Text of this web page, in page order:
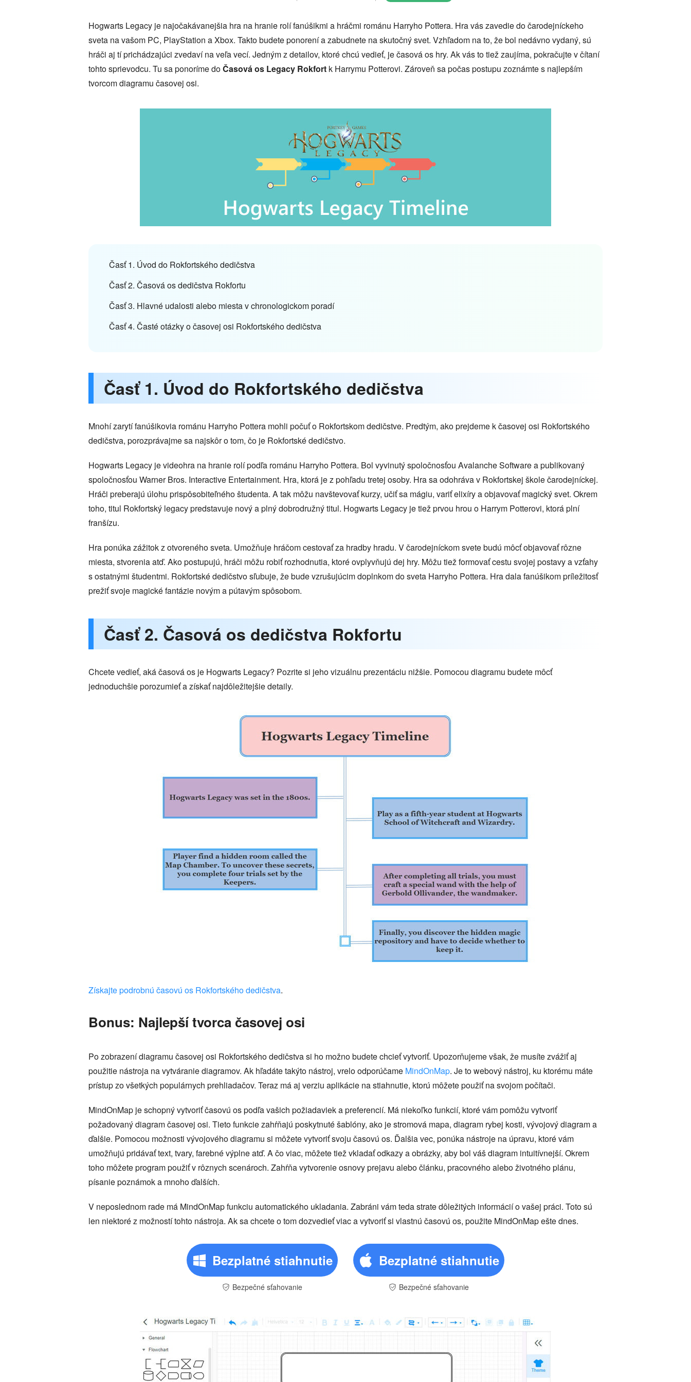
Hogwarts Legacy je najočakávanejšia hra na hranie rolí fanúšikmi a hráčmi románu Harryho Pottera. Hra vás zavedie do čarodejníckeho
sveta na vašom PC, PlayStation a Xbox. Takto budete ponorení a zabudnete na skutočný svet. Vzhľadom na to, že bol nedávno vydaný, sú
hráči aj tí prichádzajúci zvedaví na veľa vecí. Jedným z detailov, ktoré chcú vedieť, je časová os hry. Ak vás to tiež zaujíma, pokračujte v čítaní
tohto sprievodcu. Tu sa ponoríme doČasová os Legacy Rokfort k Harrymu Potterovi. Zároveň sa počas postupu zoznámte s najlepším
tvorcom diagramu časovej osi.
Časť 1. Úvod do Rokfortského dedičstva
Časť 2. Časová os dedičstva Rokfortu
Časť 3. Hlavné udalosti alebo miesta v chronologickom poradí
Časť 4. Časté otázky o časovej osi Rokfortského dedičstva
Časť 1. Úvod do Rokfortského dedičstva
Mnohí zarytí fanúšikovia románu Harryho Pottera mohli počuť o Rokfortskom dedičstve. Predtým, ako prejdeme k časovej osi Rokfortského
dedičstva, porozprávajme sa najskôr o tom, čo je Rokfortské dedičstvo.
Hogwarts Legacy je videohra na hranie rolí podľa románu Harryho Pottera. Bol vyvinutý spoločnosťou Avalanche Software a publikovaný
spoločnosťou Warner Bros. Interactive Entertainment. Hra, ktorá je z pohľadu tretej osoby. Hra sa odohráva v Rokfortskej škole čarodejníckej.
Hráči preberajú úlohu prispôsobiteľného študenta. A tak môžu navštevovať kurzy, učiť sa mágiu, variť elixíry a objavovať magický svet. Okrem
toho, titul Rokfortský legacy predstavuje nový a plný dobrodružný titul. Hogwarts Legacy je tiež prvou hrou o Harrym Potterovi, ktorá plní
franšízu.
Hra ponúka zážitok z otvoreného sveta. Umožňuje hráčom cestovať za hradby hradu. V čarodejníckom svete budú môcť objavovať rôzne
miesta, stvorenia atď. Ako postupujú, hráči môžu robiť rozhodnutia, ktoré ovplyvňujú dej hry. Môžu tiež formovať cestu svojej postavy a vzťahy
s ostatnými študentmi. Rokfortské dedičstvo sľubuje, že bude vzrušujúcim doplnkom do sveta Harryho Pottera. Hra dala fanúšikom príležitosť
prežiť svoje magické fantázie novým a pútavým spôsobom.
Časť 2. Časová os dedičstva Rokfortu
Chcete vedieť, aká časová os je Hogwarts Legacy? Pozrite si jeho vizuálnu prezentáciu nižšie. Pomocou diagramu budete môcť
jednoduchšie porozumieť a získať najdôležitejšie detaily.
Získajte podrobnú časovú os Rokfortského dedičstva.
Bonus: Najlepší tvorca časovej osi
Po zobrazení diagramu časovej osi Rokfortského dedičstva si ho možno budete chcieť vytvoriť. Upozorňujeme však, že musíte zvážiť aj
použitie nástroja na vytváranie diagramov. Ak hľadáte takýto nástroj, vrelo odporúčame MindOnMap. Je to webový nástroj, ku ktorému máte
prístup zo všetkých populárnych prehliadačov. Teraz má aj verziu aplikácie na stiahnutie, ktorú môžete použiť na svojom počítači.
MindOnMap je schopný vytvoriť časovú os podľa vašich požiadaviek a preferencií. Má niekoľko funkcií, ktoré vám pomôžu vytvoriť
požadovaný diagram časovej osi. Tieto funkcie zahŕňajú poskytnuté šablóny, ako je stromová mapa, diagram rybej kosti, vývojový diagram a
ďalšie. Pomocou možnosti vývojového diagramu si môžete vytvoriť svoju časovú os. Ďalšia vec, ponúka nástroje na úpravu, ktoré vám
umožňujú pridávať text, tvary, farebné výplne atď. A čo viac, môžete tiež vkladať odkazy a obrázky, aby bol váš diagram intuitívnejší. Okrem
toho môžete program použiť v rôznych scenároch. Zahŕňa vytvorenie osnovy prejavu alebo článku, pracovného alebo životného plánu,
písanie poznámok a mnoho ďalších.
V neposlednom rade má MindOnMap funkciu automatického ukladania. Zabráni vám teda strate dôležitých informácií o vašej práci. Toto sú
len niektoré z možností tohto nástroja. Ak sa chcete o tom dozvedieť viac a vytvoriť si vlastnú časovú os, použite MindOnMap ešte dnes.
Bezplatné stiahnutie
Bezpečné sťahovanie
Bezplatné stiahnutie
Bezpečné sťahovanie